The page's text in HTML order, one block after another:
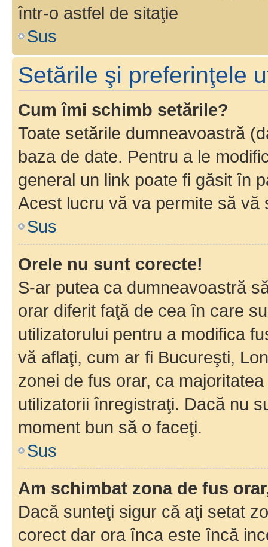
într-o astfel de sitaţie
Sus
Setările şi preferinţele
Cum îmi schimb setările?
Toate setările dumneavoastră
baza de date. Pentru a le
general un link poate fi găsit în
Acest lucru vă va permite să
Sus
Orele nu sunt corecte!
S-ar putea ca dumneavoastră
orar diferit faţă de cea în care
utilizatorului pentru a modifica
vă aflaţi, cum ar fi Bucureşti,
zonei de fus orar, ca
utilizatorii înregistraţi. Dacă nu
moment bun să o faceţi.
Sus
Am schimbat zona de fus
Dacă sunteţi sigur că aţi setat
corect dar ora înca este încă